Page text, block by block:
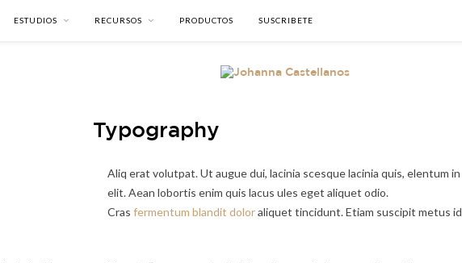
ESTUDIOS RECURSOS PRODUCTOS SUSCRIBETE
Typography
Aliq erat volutpat. Ut augue dui, lacinia scesque lacinia quis, elentum in
elit. Aean lobortis enim quis lacus ules eget aliquet odio.
Cras fermentum blandit doloraliquet tincidunt. Etiam suscipit metus id